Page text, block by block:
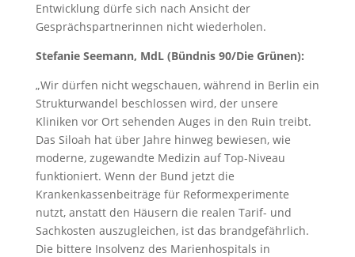
Entwicklung dürfe sich nach Ansicht der
Gesprächspartnerinnen nicht wiederholen.
Stefanie Seemann, MdL (Bündnis 90/Die Grünen):
„Wir dürfen nicht wegschauen, während in Berlin ein
Strukturwandel beschlossen wird, der unsere
Kliniken vor Ort sehenden Auges in den Ruin treibt.
Das Siloah hat über Jahre hinweg bewiesen, wie
moderne, zugewandte Medizin auf Top-Niveau
funktioniert. Wenn der Bund jetzt die
Krankenkassenbeiträge für Reformexperimente
nutzt, anstatt den Häusern die realen Tarif- und
Sachkosten auszugleichen, ist das brandgefährlich.
Die bittere Insolvenz des Marienhospitals in